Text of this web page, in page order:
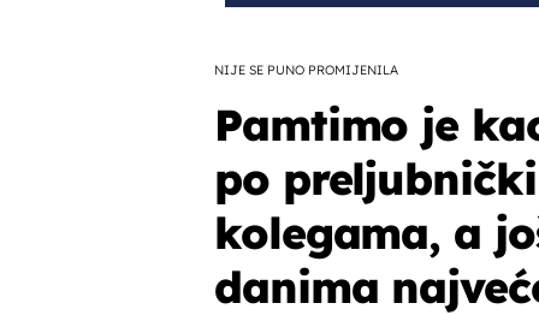
NIJE SE PUNO PROMIJENILA
Pamtimo je
po
kolegama, a
danima